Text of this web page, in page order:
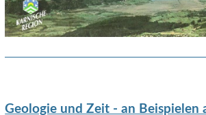
Geologie und Zeit - an Beispielen